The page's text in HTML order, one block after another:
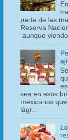
parte de las
Reserva
aunque
sea en esos
mexicanos
lágr...